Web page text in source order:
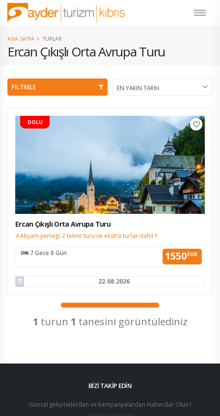
Ercan Çıkışlı Orta Avrupa Turu
ANA SAYFA TURLAR
FİLTRELE
DOLU
Ercan Çıkışlı Orta Avrupa Turu
4 Akşam yemeği 2 tekne turu ve ekstra turlar dahil !!
7 Gece 8 Gün 1550EUR
22.08.2026
1 turun 1 tanesini görüntülediniz
BİZİ TAKİP EDİN
Güncel gelişmelerden ve kampanyalardan Haberdar Olun !